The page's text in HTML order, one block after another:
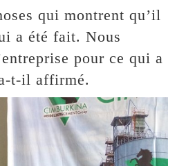
qui montrent qu’il
a été fait. Nous
pour ce qui a
t-il affirmé.